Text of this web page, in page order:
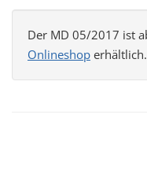
Der MD 05/2017 ist
Onlineshop erhältlich.